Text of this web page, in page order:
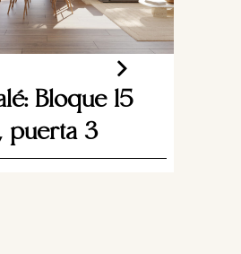
Bloque 15
puerta 3